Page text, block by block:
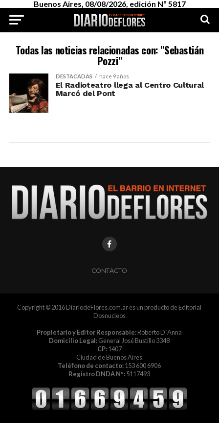
Buenos Aires, 08/08/2026, edición Nº 5817
Todas las noticias relacionadas con: "Sebastián
Pozzi"
DESTACADAS hace 9 años
El Radioteatro llega al Centro Cultural
Marcó del Pont
CONTACTO
Copyright © 2016 DiariodeFlores.com.ar es un producto de Editorial
Dosnucleos
Propietario y Editor Responsable:Roberto D´Anna
Domicilio Legal:General José Bustillo 3348
CP:1407
Ciudad de Buenos Aires
Teléfono de contacto:153 600 6906
Registro DNDA Nº:5117493